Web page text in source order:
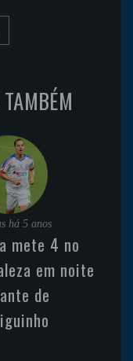
há 5 anos
mete 4 no
em noite
de